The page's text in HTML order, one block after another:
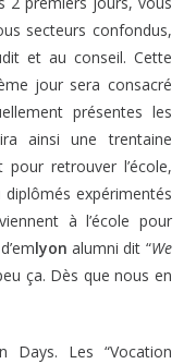
secteurs confondus,
et au conseil. Cette
jour sera consacré
présentes les
ainsi une trentaine
pour retrouver l’école,
expérimentés
à l’école pour
lyonalumni dit “We
ça. Dès que nous en
Days. Les “Vocation